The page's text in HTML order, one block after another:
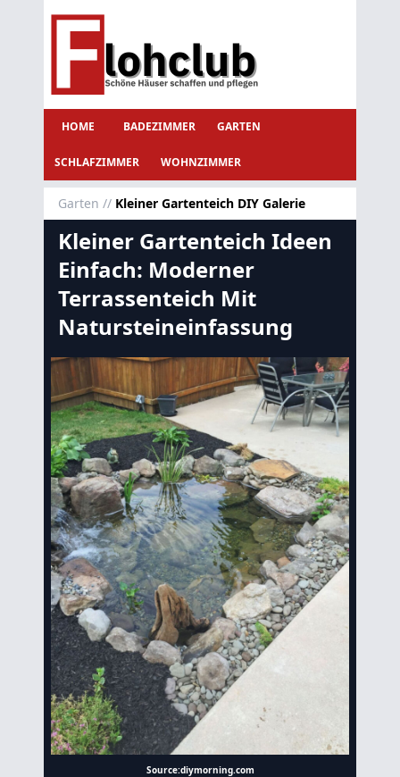
HOME BADEZIMMER GARTEN
SCHLAFZIMMER WOHNZIMMER
Garten // Kleiner Gartenteich DIY Galerie
Kleiner Gartenteich Ideen
Einfach: Moderner
Terrassenteich Mit
Natursteineinfassung
Source:diymorning.com